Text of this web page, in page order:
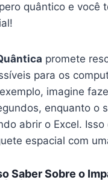
quântico e você
promete
para os
imagine
enquanto o
abrir o Excel. Isso
espacial com
Saber Sobre o